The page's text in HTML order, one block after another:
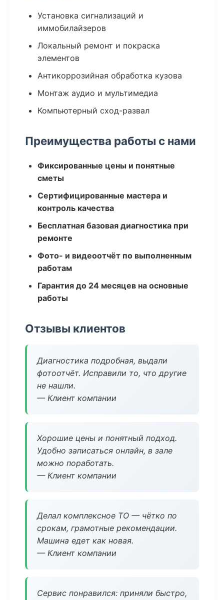
Установка сигнализаций и
иммобилайзеров
Локальный ремонт и покраска
элементов
Антикоррозийная обработка кузова
Монтаж аудио и мультимедиа
Компьютерный сход-развал
Преимущества работы с нами
Фиксированные цены и понятные
сметы
Сертифицированные мастера и
контроль качества
Бесплатная базовая диагностика при
ремонте
Фото- и видеоотчёт по выполненным
работам
Гарантия до 24 месяцев на основные
работы
Отзывы клиентов
Диагностика подробная, выдали
фотоотчёт. Исправили то, что другие
не нашли.
— Клиент компании
Хорошие цены и понятный подход.
Удобно записаться онлайн, в зале
можно поработать.
— Клиент компании
Делал комплексное ТО — чётко по
срокам, грамотные рекомендации.
Машина едет как новая.
— Клиент компании
Сервис понравился: приняли быстро,